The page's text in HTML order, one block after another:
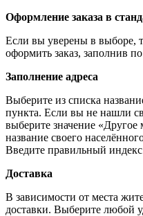
Оформление заказа в
Если вы уверены в выборе,
оформить заказ, заполнив
Заполнение адреса
Выберите из списка
пункта. Если вы не нашли
выберите значение
название своего
Введите правильный
Доставка
В зависимости от места
доставки. Выберите любой